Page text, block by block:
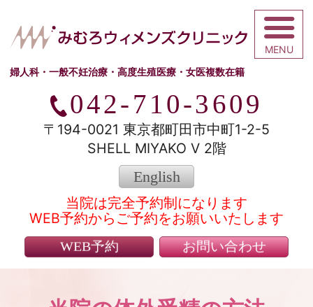
みむろウィメ
婦人科・一般不妊治療・高度生殖医療・女医複数在籍
042-710-3609
〒194-0021 東京都町田市中町1-2-5
SHELL MIYAKO V 2階
English
当院は完全予約制になります
WEB予約からご予約をお願いいたします
WEB予約 お問い合わせ